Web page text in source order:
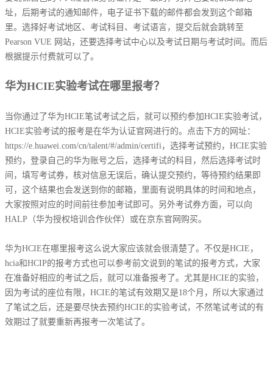
址，后期考试的通知邮件，电子证书下载的邮件都会发到这个邮箱
里。选择好考试地区、考试科目、考试语言，提交后就会跳转至
Pearson VUE 网站，还要选择考试中心以及考试日期与考试时间。而后
根据提示付费就可以了。
华为HCIE实验考试在哪里报考？
当你通过了华为HCIE笔试考试之后，就可以预约参加HCIE实验考试，
HCIE实验考试的报考是在华为认证官网进行的。点击下方的网址：
https://e.huawei.com/cn/talent/#/admin/certifi，选择考试预约，HCIE实验
预约，登录自己的华为账号之后，选择考试的科目，然后选择考试时
间，填写考试券，核对信息无误后，确认提交预约，等待预约结果即
可，这个结果也会发送到你的邮箱，里面有说明具体的时间和地点，
大家按照对应的时间前往参加考试即可。另外考试券方面，可以向
HALP（华为授权培训合作伙伴）或在京东官网购买。
华为HCIE在哪里报考这么说大家应该就会很清楚了。不仅是HCIE，
hcia和HCIP的报考方式也可以参考前文说到的笔试的报考方式，大家
在准备好相应的考试之后，就可以准备报考了。尤其是HCIE的实验，
因为考试的座位有限，HCIE的笔试有效期又是18个月，所以大家通过
了笔试之后，还是要尽快去预约HCIE的实验考试，不然笔试考试的有
效期过了就要重新再报考一次笔试了。